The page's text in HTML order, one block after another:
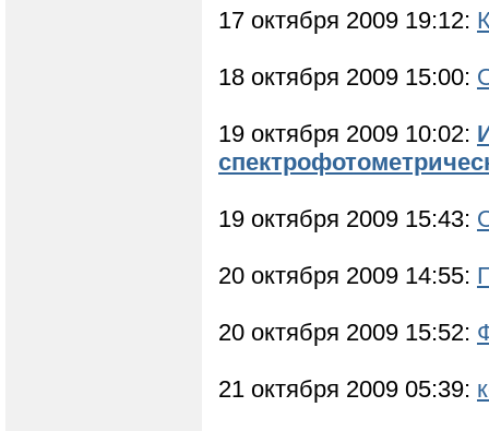
17 октября 2009 19:12:
18 октября 2009 15:00:
19 октября 2009 10:02:
19 октября 2009 15:43:
20 октября 2009 14:55:
20 октября 2009 15:52:
21 октября 2009 05:39: